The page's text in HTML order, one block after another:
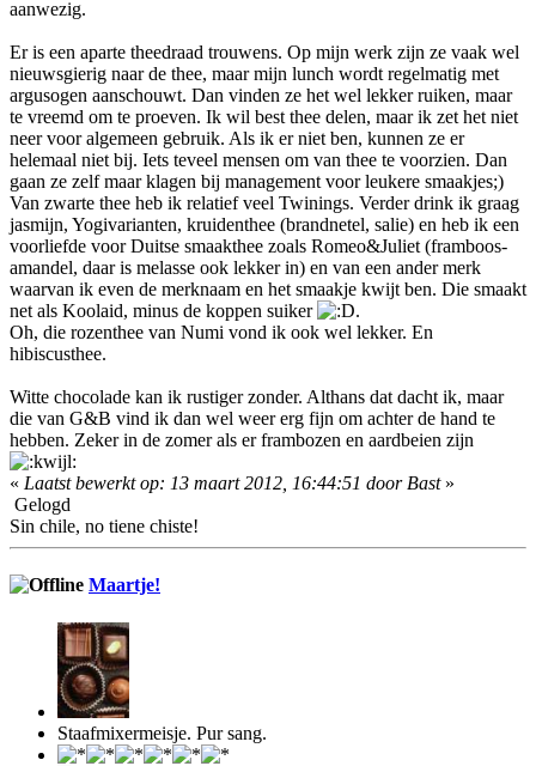
aanwezig.
Er is een aparte theedraad trouwens. Op mijn werk zijn ze vaak wel
nieuwsgierig naar de thee, maar mijn lunch wordt regelmatig met
argusogen aanschouwt. Dan vinden ze het wel lekker ruiken, maar
te vreemd om te proeven. Ik wil best thee delen, maar ik zet het niet
neer voor algemeen gebruik. Als ik er niet ben, kunnen ze er
helemaal niet bij. Iets teveel mensen om van thee te voorzien. Dan
gaan ze zelf maar klagen bij management voor leukere smaakjes;)
Van zwarte thee heb ik relatief veel Twinings. Verder drink ik graag
jasmijn, Yogivarianten, kruidenthee (brandnetel, salie) en heb ik een
voorliefde voor Duitse smaakthee zoals Romeo&Juliet (framboos-
amandel, daar is melasse ook lekker in) en van een ander merk
waarvan ik even de merknaam en het smaakje kwijt ben. Die smaakt
net als Koolaid, minus de koppen suiker
.
Oh, die rozenthee van Numi vond ik ook wel lekker. En
hibiscusthee.
Witte chocolade kan ik rustiger zonder. Althans dat dacht ik, maar
die van G&B vind ik dan wel weer erg fijn om achter de hand te
hebben. Zeker in de zomer als er frambozen en aardbeien zijn
« Laatst bewerkt op: 13 maart 2012, 16:44:51 door Bast»
Gelogd
Sin chile, no tiene chiste!
Maartje!
Staafmixermeisje. Pur sang.